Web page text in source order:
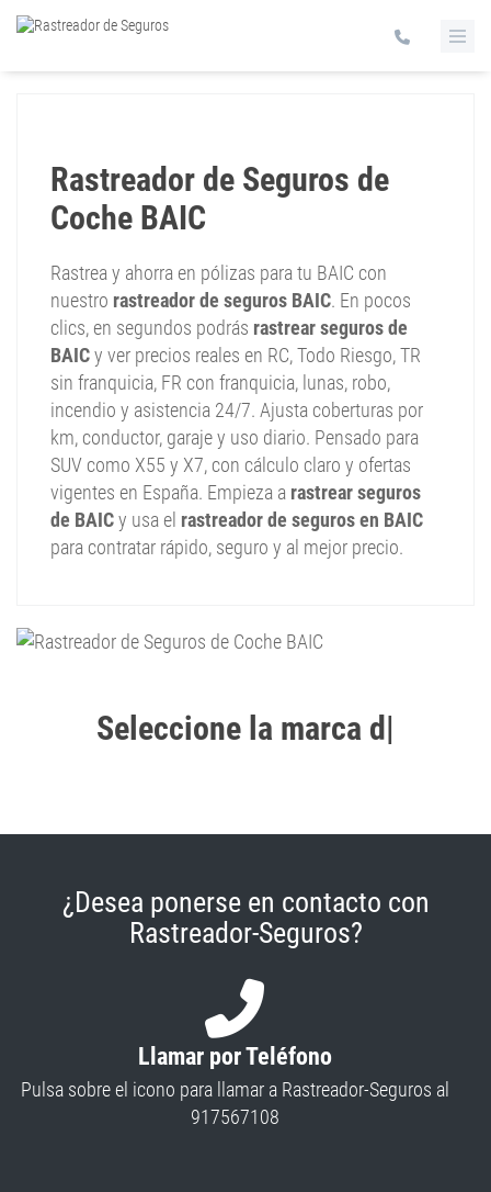
Rastreador de Seguros de
Coche BAIC
Rastrea y ahorra en pólizas para tu BAIC con
nuestro rastreador de seguros BAIC. En pocos
clics, en segundos podrás rastrear seguros de
BAICy ver precios reales en RC, Todo Riesgo, TR
sin franquicia, FR con franquicia, lunas, robo,
incendio y asistencia 24/7. Ajusta coberturas por
km, conductor, garaje y uso diario. Pensado para
SUV como X55 y X7, con cálculo claro y ofertas
vigentes en España. Empieza a rastrear seguros
de BAICy usa el rastreador de seguros en BAIC
para contratar rápido, seguro y al mejor precio.
Seleccione la marca de su Co
¿Desea ponerse en contacto con
Rastreador-Seguros?
Llamar por Teléfono
Pulsa sobre el icono para llamar a Rastreador-Seguros al
917567108